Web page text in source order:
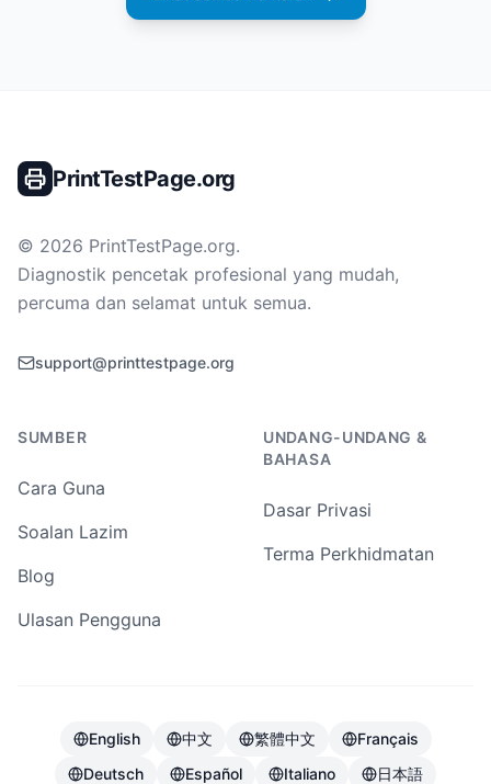
PrintTestPage.org
© 2026 PrintTestPage.org.
Diagnostik pencetak profesional yang mudah,
percuma dan selamat untuk semua.
support@printtestpage.org
SUMBER
Cara Guna
Soalan Lazim
Blog
Ulasan Pengguna
UNDANG-UNDANG &
BAHASA
Dasar Privasi
Terma Perkhidmatan
English 中文 繁體中文
Français
Deutsch
Español Italiano 日本語